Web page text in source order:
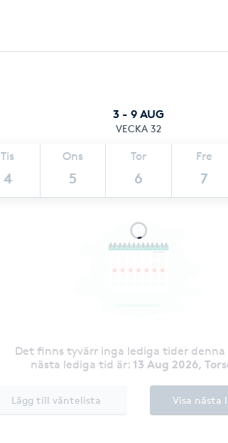
3 - 9 AUG
VECKA 32
Tis
4
Ons
5
Tor
6
Fre
7
Det finns tyvärr inga lediga tider denna
nästa lediga tid är: 13 Aug 2026,
Lägg till väntelista Visa nästa